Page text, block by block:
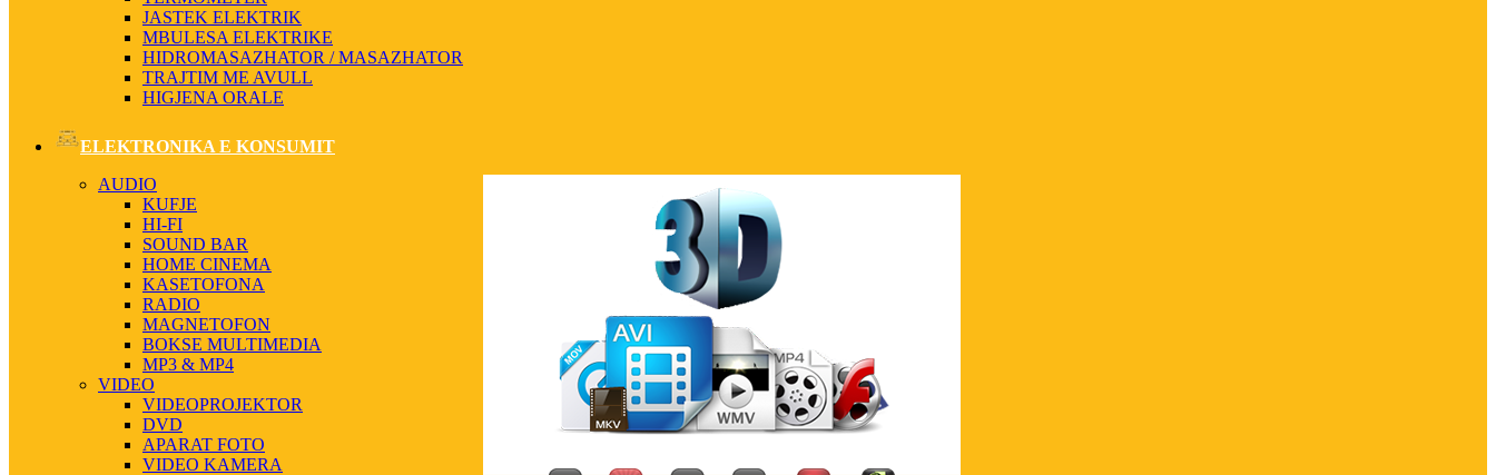
JASTEK ELEKTRIK
MBULESA ELEKTRIKE
HIDROMASAZHATOR / MASAZHATOR
TRAJTIM ME AVULL
HIGJENA ORALE
ELEKTRONIKA E KONSUMIT
AUDIO
KUFJE
HI-FI
SOUND BAR
HOME CINEMA
KASETOFONA
RADIO
MAGNETOFON
BOKSE MULTIMEDIA
MP3 & MP4
VIDEO
VIDEOPROJEKTOR
DVD
APARAT FOTO
VIDEO KAMERA